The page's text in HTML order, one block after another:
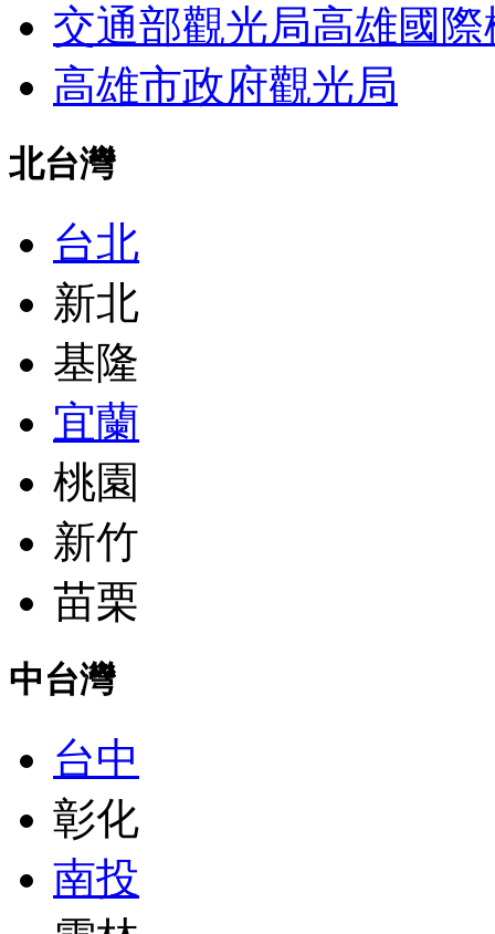
交通部觀光局高雄國
高雄市政府觀光局
北台灣
台北
新北
基隆
宜蘭
桃園
新竹
苗栗
中台灣
台中
彰化
南投